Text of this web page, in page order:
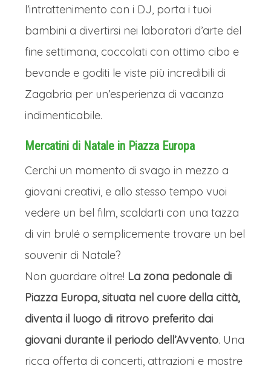
l’intrattenimento con i DJ, porta i tuoi
bambini a divertirsi nei laboratori d’arte del
fine settimana, coccolati con ottimo cibo e
bevande e goditi le viste più incredibili di
Zagabria per un’esperienza di vacanza
indimenticabile.
Mercatini di Natale in Piazza Europa
Cerchi un momento di svago in mezzo a
giovani creativi, e allo stesso tempo vuoi
vedere un bel film, scaldarti con una tazza
di vin brulé o semplicemente trovare un bel
souvenir di Natale?
Non guardare oltre! La zona pedonale di
Piazza Europa, situata nel cuore della città,
diventa il luogo di ritrovo preferito dai
giovani durante il periodo dell’Avvento. Una
ricca offerta di concerti, attrazioni e mostre